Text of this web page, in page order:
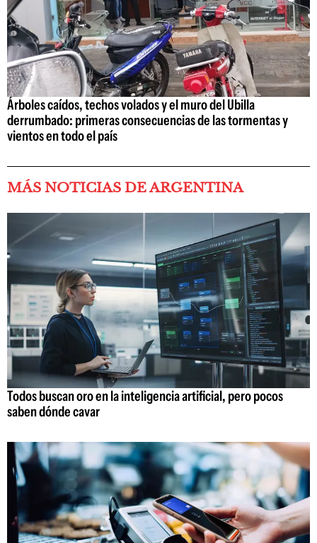
Árboles caídos, techos volados y el muro del Ubilla
derrumbado: primeras consecuencias de las tormentas y
vientos en todo el país
MÁS NOTICIAS DE ARGENTINA
Todos buscan oro en la inteligencia artificial, pero pocos
saben dónde cavar